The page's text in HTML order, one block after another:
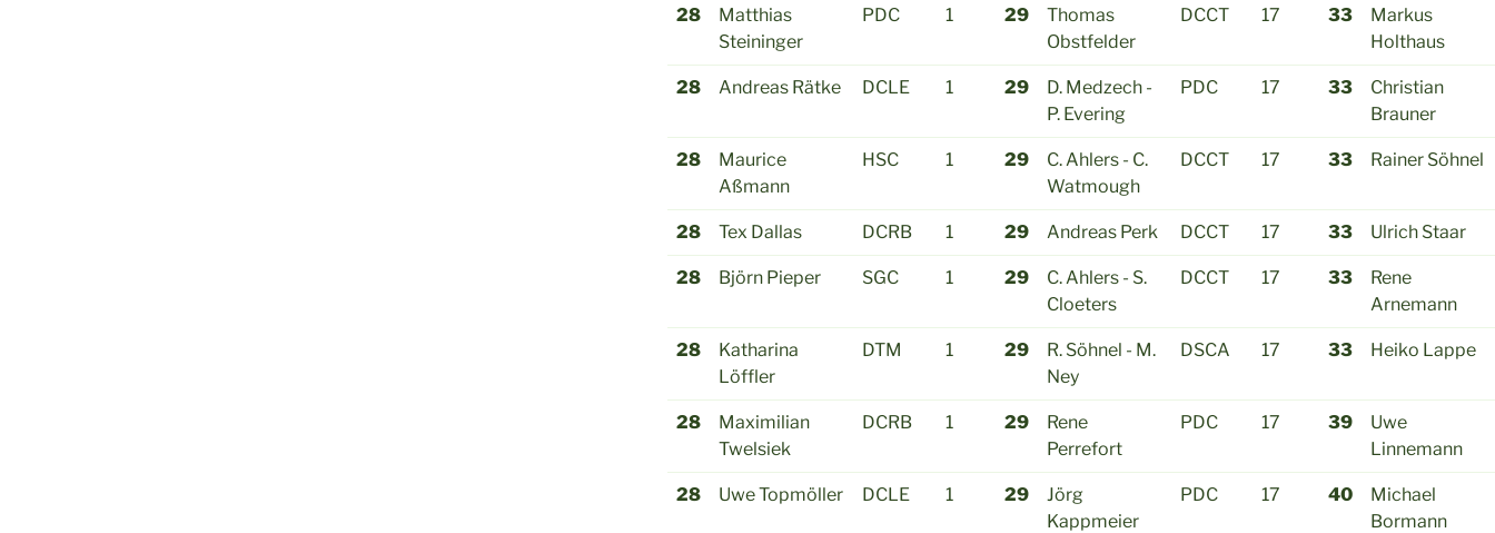
28
Matthias
Steininger
PDC 1 29
Thomas
Obstfelder
DCCT 17 33
Markus
Holthaus
28 Andreas Rätke DCLE 1 29
D. Medzech -
P. Evering
PDC 17 33
Christian
Brauner
28
Maurice
Aßmann
HSC 1 29
C. Ahlers - C.
Watmough
DCCT 17 33 Rainer Söhnel
28 Tex Dallas DCRB 1 29 Andreas Perk DCCT 17 33 Ulrich Staar
28 Björn Pieper SGC 1 29
C. Ahlers - S.
Cloeters
DCCT 17 33
Rene
Arnemann
28
Katharina
Löffler
DTM 1 29
R. Söhnel - M.
Ney
DSCA 17 33 Heiko Lappe
28
Maximilian
Twelsiek
DCRB 1 29
Rene
Perrefort
PDC 17 39
Uwe
Linnemann
28 Uwe Topmöller DCLE 1 29
Jörg
Kappmeier
PDC 17 40
Michael
Bormann